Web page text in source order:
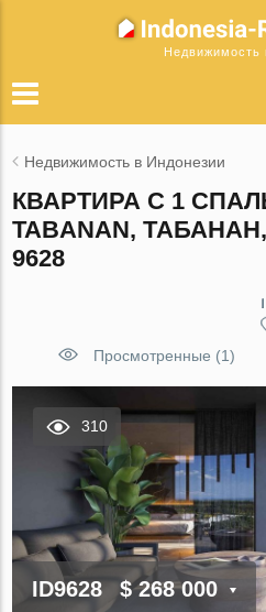
Недвижимость
Недвижимость в Индонезии
КВАРТИРА С 1
TABANAN,
9628
Просмотренные (1)
310
ID9628 $ 268 000